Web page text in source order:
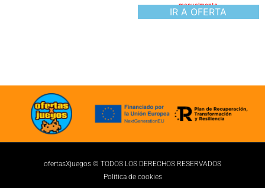
IR A OFERTA
manualmente
ofertasXjuegos © TODOS LOS DERECHOS RESERVADOS
Politica de cookies